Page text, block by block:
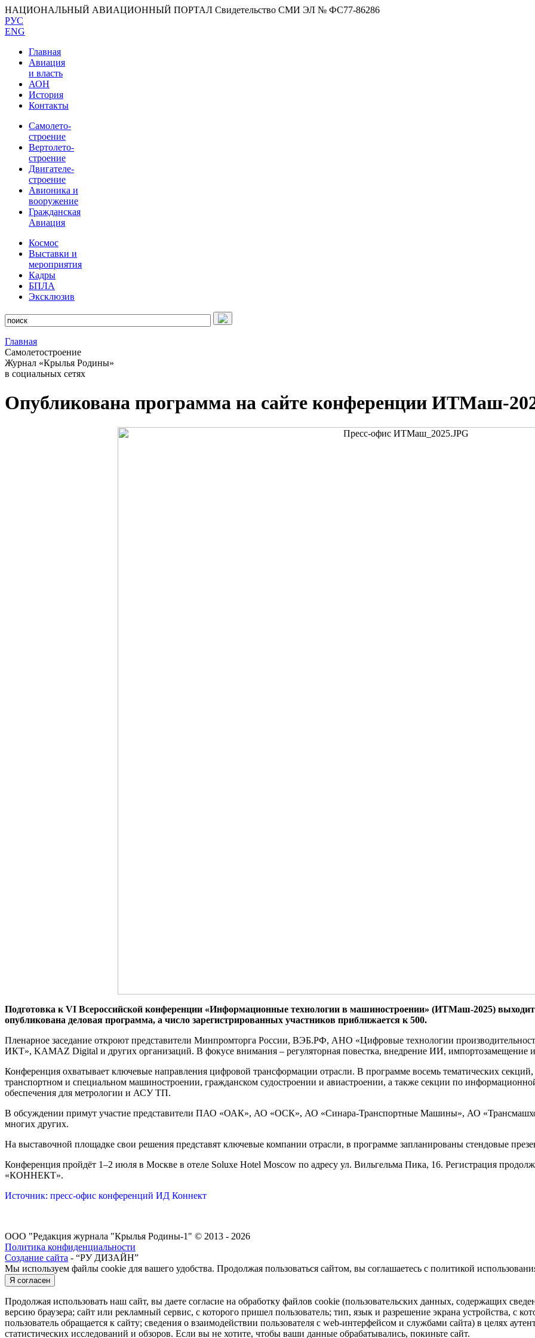
НАЦИОНАЛЬНЫЙ АВИАЦИОННЫЙ ПОРТАЛ Свидетельство СМИ ЭЛ № ФС77-86286
РУС
ENG
Главная
Авиация
и власть
АОН
История
Контакты
Самолето-
строение
Вертолето-
строение
Двигателе-
строение
Авионика и
вооружение
Гражданская
Авиация
Космос
Выставки и
мероприятия
Кадры
БПЛА
Эксклюзив
Главная
Самолетостроение
Журнал «Крылья Родины»
в социальных сетях
Опубликована программа на сайте конференции ИТМаш-
Подготовка к VI Всероссийской конференции «Информационные технологии в машиностроении» (ИТМаш-2025)
опубликована деловая программа, а число зарегистрированных участников приближается к 500.
Пленарное заседание откроют представители Минпромторга России, ВЭБ.РФ, АНО «Цифровые технологии
ИКТ», KAMAZ Digital и других организаций. В фокусе внимания – регуляторная повестка, внедрение ИИ, импортозамещение
Конференция охватывает ключевые направления цифровой трансформации отрасли. В программе восемь тематических
транспортном и специальном машиностроении, гражданском судостроении и авиастроении, а также секции по
обеспечения для метрологии и АСУ ТП.
В обсуждении примут участие представители ПАО «ОАК», АО «ОСК», АО «Синара-Транспортные Машины», АО
многих других.
На выставочной площадке свои решения представят ключевые компании отрасли, в программе запланированы стендовые
Конференция пройдёт 1–2 июля в Москве в отеле Soluxe Hotel Moscow по адресу ул. Вильгельма Пика, 16. Регистрация
«КОННЕКТ».
Источник: пресс-офис конференций ИД Коннект
ООО "Редакция журнала "Крылья Родины-1" © 2013 - 2026
Политика конфиденциальности
Создание сайта - “РУ ДИЗАЙН”
Мы используем файлы cookie для вашего удобства. Продолжая пользоваться сайтом, вы соглашаетесь с политикой
Я согласен
Продолжая использовать наш сайт, вы даете согласие на обработку файлов cookie (пользовательских данных, содержащих
версию браузера; сайт или рекламный сервис, с которого пришел пользователь; тип, язык и разрешение экрана устройства, с
пользователь обращается к сайту; сведения о взаимодействии пользователя с web-интерфейсом и службами сайта) в целях
статистических исследований и обзоров. Если вы не хотите, чтобы ваши данные обрабатывались, покиньте сайт.